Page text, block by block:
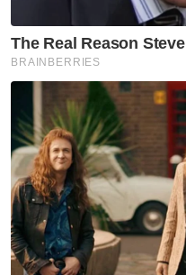
Acheh, Rashidi
Zairil Khir Johari;
Wong Hon Wai;
Siew Khim; ADUN
ADUN Padang
Perai, Datuk Seri S.
Pantai Jerejak,